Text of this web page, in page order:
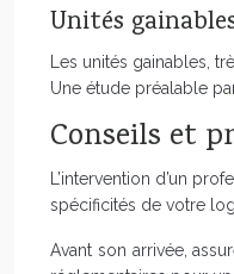
Unités
Les unités gainables,
Une étude préalable
Conseils et
L’intervention d’un
spécificités de votre
Avant son arrivée,